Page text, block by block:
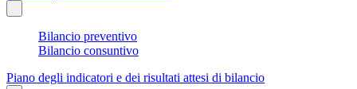
Bilancio preventivo
Bilancio consuntivo
Piano degli indicatori e dei risultati attesi di bilancio